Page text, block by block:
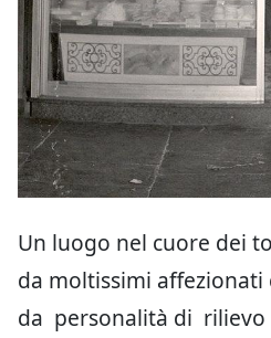
Un luogo nel cuore dei
da moltissimi affezionati
da personalità di rilievo